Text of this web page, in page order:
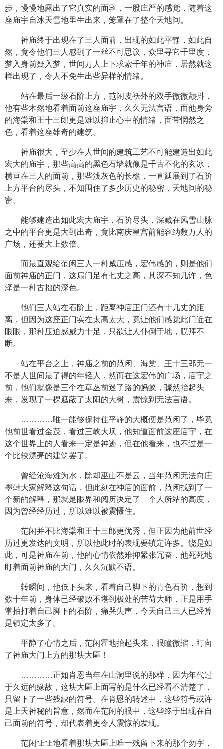
步，慢慢地露出了它真实的面容，一股庄严的感觉，随着这
座庙宇自冰天雪地里生出来，笼罩在了整个天地间。
神庙终于出现在了三人面前，出现的如此平静，如此自
然，竟令他们三人感到了一丝不可思议，众里寻它千里度，
梦入身前疑入梦，世间万人上下求索千年的神庙，居然就这
样出现了，令人不免生出些异样的情绪。
站在最后一级石阶上方，范闲皮袄外的双手微微颤抖，
他有些木然地看着面前这座庙宇，久久无法言语，而他身旁
的海棠和王十三郎更是难以抑止心中的情绪，面带惘然之
色，看着这座雄奇的建筑。
神庙很大，至少在人世间的建筑工艺不可能建造出如此
宏大的庙宇，那些高高的黑色石墙就像是千古不化的玄冰，
横亘在三人的面前，那些浅灰色的长檐，一直延展到了石阶
上方平台的尽头，不知围住了多少历史的秘密，天地间的秘
密。
能够建造出如此宏大庙宇，石阶尽头，深藏在风雪山脉
之中的平台更是大到出奇，竟比南庆皇宫前能容纳数万人的
广场，还要大上数倍。
而最直观给范闲三人一种威压感，宏伟感的，则是他们
面前神庙的正门，这扇门足有七丈之高，其深不知几许，色
泽是一种古拙的深色。
他们三人站在石阶上，距离神庙正门还有十几丈的距
离，但因为这座正门实在太高太大，竟让他们感觉此门近在
眼眼，那种压迫感威力十足，只欲让人仆倒于地，膜拜不
断。
站在平台之上，神庙之前的范闲、海棠、王十三郎无一
不是人世间最了得的年轻人，然而在这宏伟的广场，庙宇之
前，他们就像是三个在草丛前迷了路的蚂蚁，骤然抬起头
来，发现了一棵遮蔽了太阳的大树，震惊到无法言语。
…………唯一能够保持住平静的大概便是范闲了，毕竟
他前世看过金茂，看过三峡大坝，他知道面前这座庙宇，在
这个世界上的人看来一定是神迹，但在他看来，也不过是一
个比较漂亮的建筑罢了。
曾经沧海难为水，除却巫山不是云，当年范闲无法向庄
墨韩大家解释这句话，但此刻在神庙的面前，范闲找到了一
个新的解释，那就是眼界和阅历决定了一个人所站的高度，
因为曾经经历过，所以难以被震慑住。
范闲并不比海棠和王十三郎更优秀，但正因为他前世经
历过更发达的文明，所以他此时的表现要镇定许多。饶是如
此，可是神庙在前，他的心情依然难抑紧张冗奋，他死死地
盯着面前神庙的大门，久久沉默不语。
转瞬间，他低下头来，看着自己脚下的青色石阶，想到
数十年前，身体已经破败不堪到极处的苦荷大师，正是用手
掌拍打着自己脚下的石阶，痛哭失声，今天自己三人已经算
是镇定太多了。
平静了心情之后，范闲霍地抬起头来，眼瞳微缩，盯向
了神庙大门上方的那块大匾！
…………正如肖恩当年在山洞里说的那样，因为年代过
于久远的缘故，这块大匾上面写的是什么已经看不清楚了，
只留下了一些残缺的符号。在肖恩的转述中，这些符号或许
是上天神秘的旨意，然而在范闲的眼中，这些终于出现在自
己面前的符号，却代表着更令人震惊的发现。
范闲怔怔地看着那块大匾上唯一残留下来的那个勿字，